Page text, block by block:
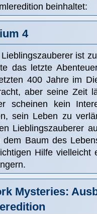
beinhaltet:
4
ist
das letzte
400 Jahre im
aber seine Zeit
scheinen kein
sein Leben zu
Lieblingszauberer
dem Baum des
Hilfe vielleicht
Mysteries: